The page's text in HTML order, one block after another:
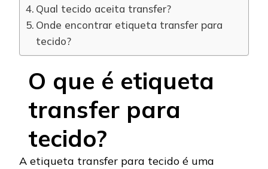
Qual tecido aceita transfer?
Onde encontrar etiqueta transfer para
tecido?
O que é etiqueta
transfer para
tecido?
A etiqueta transfer para tecido é uma